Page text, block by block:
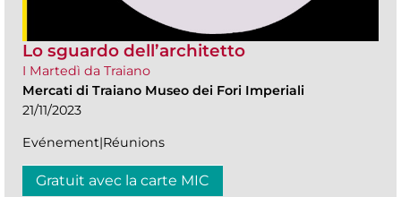
Lo sguardo dell’architetto
I Martedì da Traiano
Mercati di Traiano Museo dei Fori Imperiali
21/11/2023
Evénement|Réunions
Gratuit avec la carte MIC